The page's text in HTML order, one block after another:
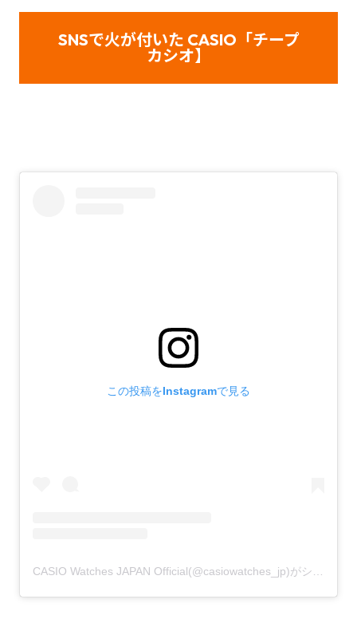
SNSで火が付いた CASIO「チープ
カシオ】
この投稿をInstagramで見る